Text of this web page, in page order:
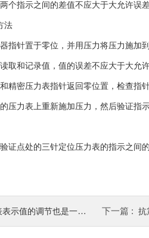
指示之间的差值不应大于大允许误差
法
针置于零位，并用压力将压力施加
取和记录值，值的误差不应大于大允
密压力表指针返回零位置，检查指针
力表上重新施加压力，然后验证指
点处的三针定位压力表的指示之间的
的调节也是一门大学问 下一篇 : 抗